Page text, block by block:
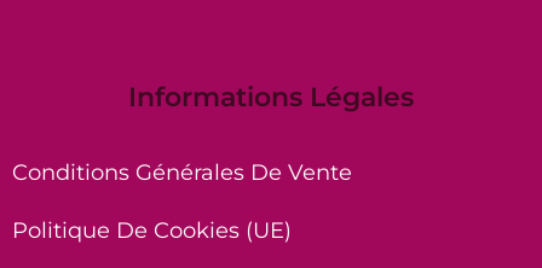
Informations Légales
Conditions Générales De Vente
Politique De Cookies (UE)